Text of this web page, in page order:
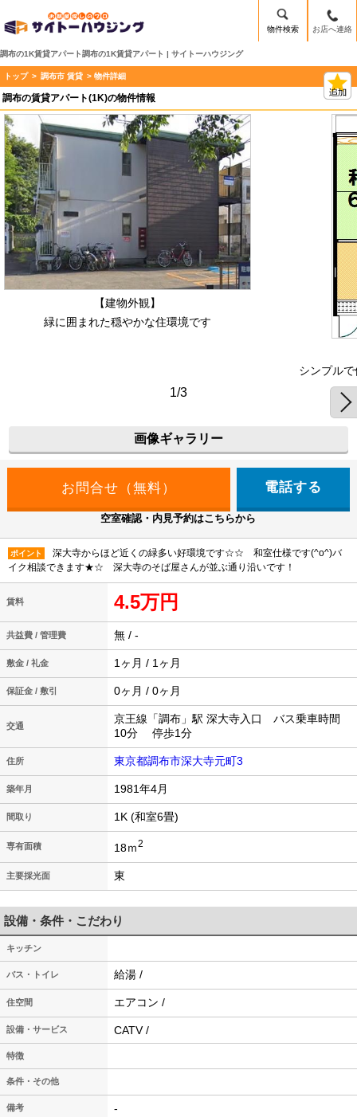
物件検索 お店へ連絡
調布の1K賃貸アパート調布の1K賃貸アパート | サイトーハウジング
トップ > 調布市 賃貸 > 物件詳細
調布の賃貸アパート(1K)の物件情報
【建物外観】
緑に囲まれた穏やかな住環境です
シンプル
1/3
画像ギャラリー
電話する
空室確認・内見予約はこちらから
ポイント
深大寺からほど近くの緑多い好環境です☆☆ 和室仕様です(^o^)バ
イク相談できます★☆ 深大寺のそば屋さんが並ぶ通り沿いです！
賃料 4.5万円
共益費 / 管理費 無 / -
敷金 / 礼金 1ヶ月 / 1ヶ月
保証金 / 敷引 0ヶ月 / 0ヶ月
交通
京王線「調布」駅 深大寺入口 バス乗車時間
10分 停歩1分
住所 東京都調布市深大寺元町3
築年月 1981年4月
間取り 1K (和室6畳)
専有面積 18ｍ2
主要採光面 東
設備・条件・こだわり
キッチン
バス・トイレ 給湯 /
住空間 エアコン /
設備・サービス CATV /
特徴
条件・その他
備考 -